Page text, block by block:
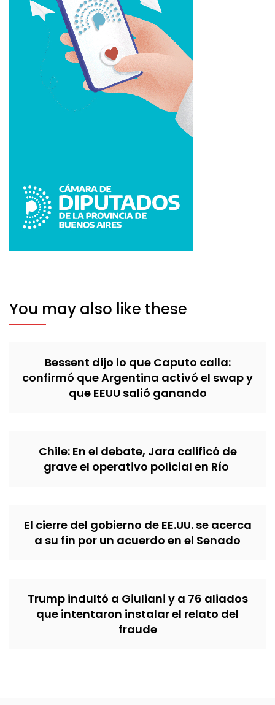
You may also like these
Bessent dijo lo que Caputo calla:
confirmó que Argentina activó el swap y
que EEUU salió ganando
Chile: En el debate, Jara calificó de
grave el operativo policial en Río
El cierre del gobierno de EE.UU. se acerca
a su fin por un acuerdo en el Senado
Trump indultó a Giuliani y a 76 aliados
que intentaron instalar el relato del
fraude